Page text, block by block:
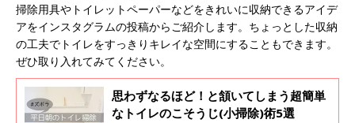
掃除用具やトイレットペーパーなどをきれいに収納できるアイデ
アをインスタグラムの投稿からご紹介します。ちょっとした収納
の工夫でトイレをすっきりキレイな空間にすることもできます。
ぜひ取り入れてみてください。
思わずなるほど！と頷いてしまう超簡単
なトイレのこそうじ(小掃除)術5選